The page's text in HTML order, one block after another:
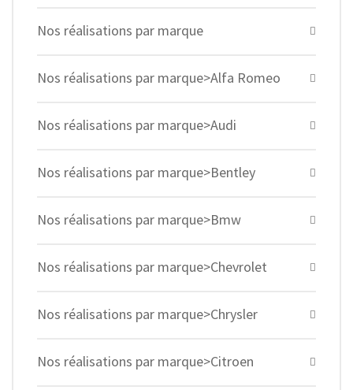
Nos réalisations par marque
Nos réalisations par marque>Alfa Romeo
Nos réalisations par marque>Audi
Nos réalisations par marque>Bentley
Nos réalisations par marque>Bmw
Nos réalisations par marque>Chevrolet
Nos réalisations par marque>Chrysler
Nos réalisations par marque>Citroen